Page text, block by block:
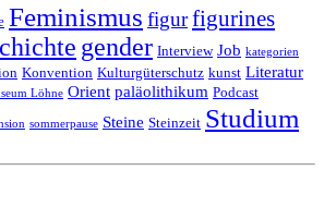
Feminismus figurfigurines
gender Interview Job kategorien
Konvention Kulturgüterschutz kunst Literatur
Löhne Orient paläolithikum Podcast
sommerpause Steine Steinzeit Studium